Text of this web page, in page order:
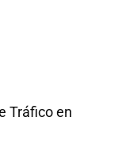
Tráfico en